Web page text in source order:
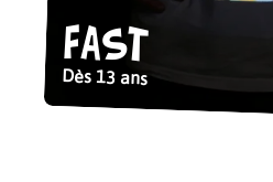
Fast
Dès 13 ans